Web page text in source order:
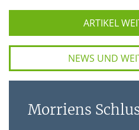
ARTIKEL
NEWS UND
Morriens